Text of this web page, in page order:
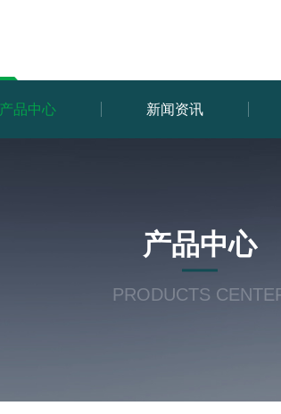
产品中心 新闻资讯
产品中心
PRODUCTS